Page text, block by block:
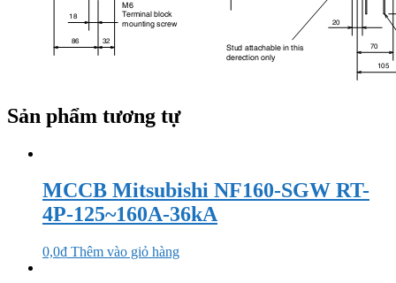
Sản phẩm tương tự
MCCB Mitsubishi NF160-SGW RT-
4P-125~160A-36kA
0,0₫ Thêm vào giỏ hàng